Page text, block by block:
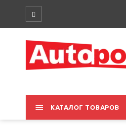
КАТАЛОГ ТОВАРОВ